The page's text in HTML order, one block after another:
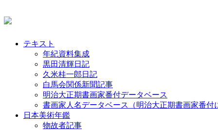
テキスト
年紀資料集成
黒田清輝日記
久米桂一郎日記
白馬会関係新聞記事
明治大正期書画家番付データベース
書画家人名データベース（明治大正期書画家番付
日本美術年鑑
物故者記事